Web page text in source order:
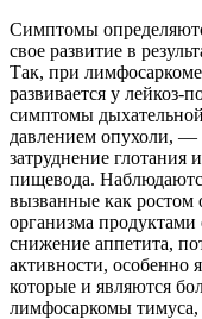
Симптомы
свое развитие в
Так, при
развивается у
симптомы
давлением опухоли,
затруднение глотания
пищевода.
вызванные как ростом
организма
снижение аппетита,
активности, особенно
которые и являются
лимфосаркомы тимуса,